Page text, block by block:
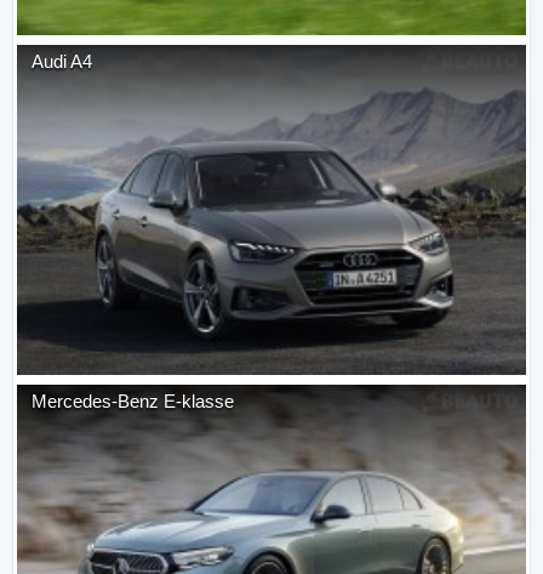
AudiA4
Mercedes-Benz E-klasse